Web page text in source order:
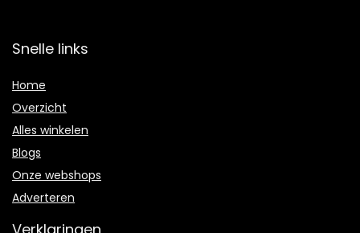
Snelle links
Home
Overzicht
Alles winkelen
Blogs
Onze webshops
Adverteren